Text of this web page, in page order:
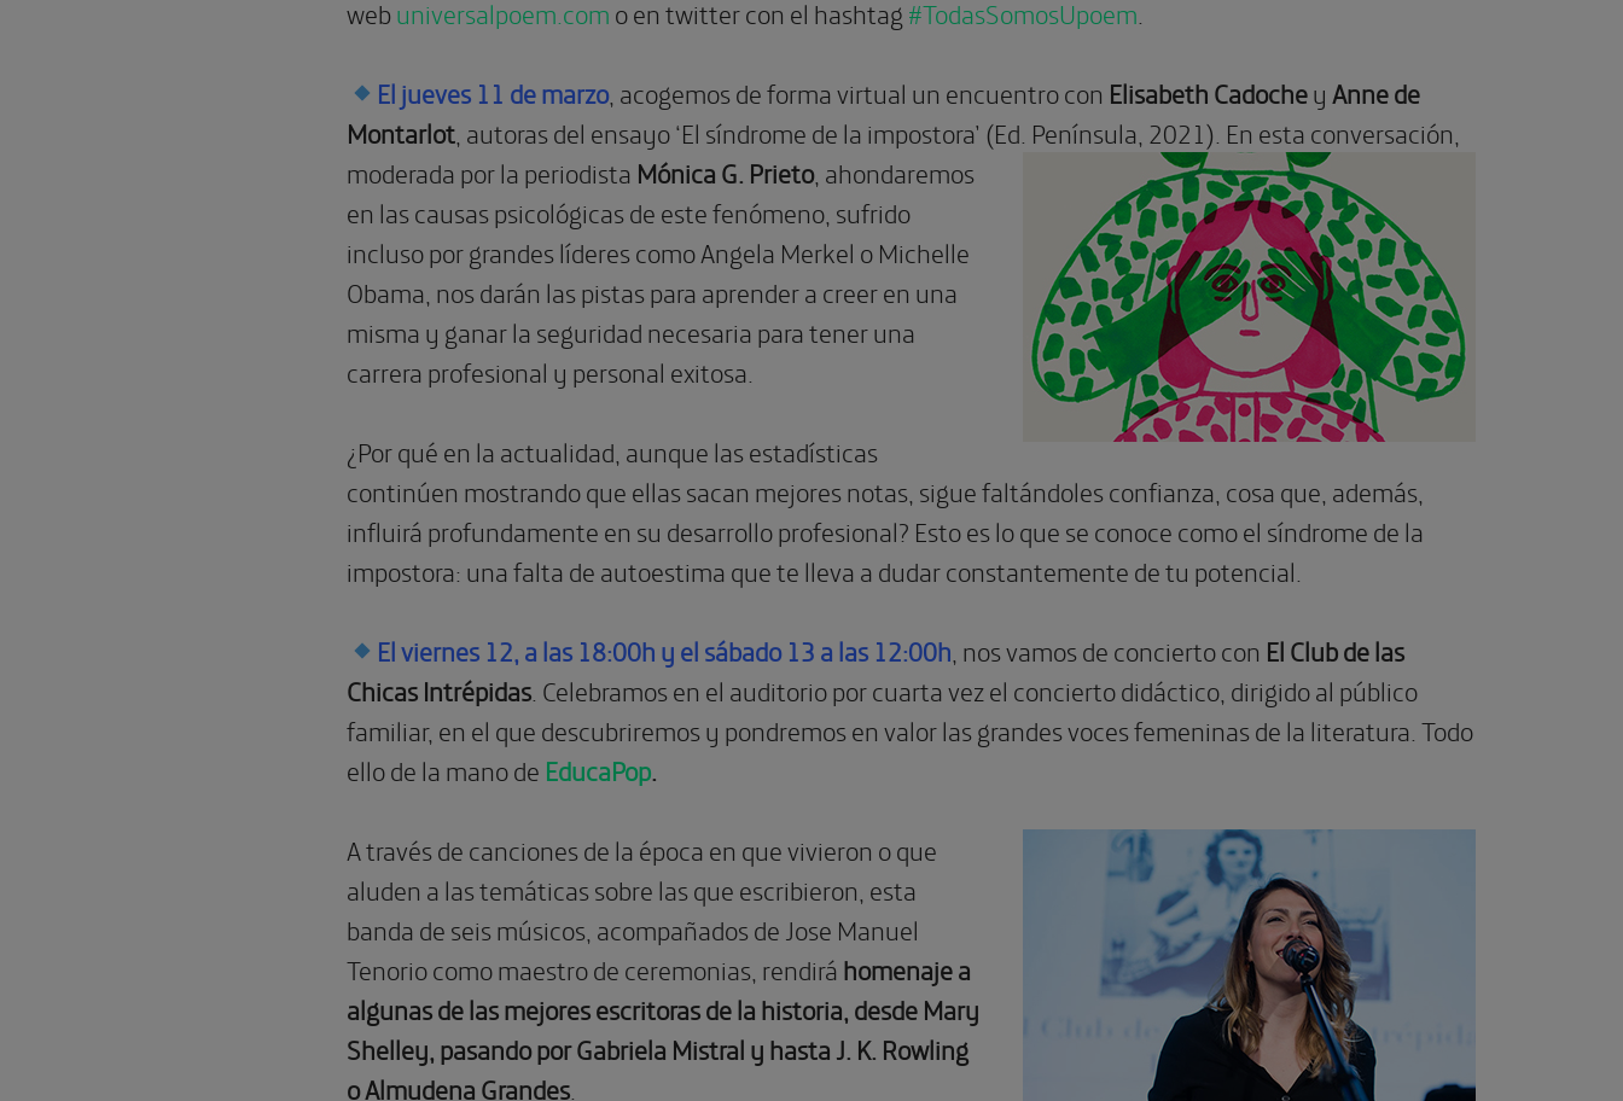
webuniversalpoem.como en twitter con el hashtag#TodasSomosUpoem
El jueves 11 de marzo, acogemos de forma virtual un encuentro con Elisabeth Cadochey Anne de
Montarlot , autoras del ensayo ‘El síndrome de la impostora’ (Ed. Península, 2021). En esta conversación,
moderada por la periodista Mónica G. Prieto, ahondaremos
en las causas psicológicas de este fenómeno, sufrido
incluso por grandes líderes como Angela Merkel o Michelle
Obama, nos darán las pistas para aprender a creer en una
misma y ganar la seguridad necesaria para tener una
carrera profesional y personal exitosa.
¿Por qué en la actualidad, aunque las estadísticas
continúen mostrando que ellas sacan mejores notas, sigue faltándoles confianza, cosa que, además,
influirá profundamente en su desarrollo profesional? Esto es lo que se conoce como el síndrome de la
impostora: una falta de autoestima que te lleva a dudar constantemente de tu potencial.
El viernes 12, a las 18:00h y el sábado 13 a las 12:00h , nos vamos de concierto con El Club de las
Chicas Intrépidas . Celebramos en el auditorio por cuarta vez el concierto didáctico, dirigido al público
familiar, en el que descubriremos y pondremos en valor las grandes voces femeninas de la literatura. Todo
ello de la mano de EducaPop.
A través de canciones de la época en que vivieron o que
aluden a las temáticas sobre las que escribieron, esta
banda de seis músicos, acompañados de Jose Manuel
Tenorio como maestro de ceremonias, rendirá homenaje a
algunas de las mejores escritoras de la historia, desde Mary
Shelley, pasando por Gabriela Mistral y hasta J. K. Rowling
o Almudena Grandes